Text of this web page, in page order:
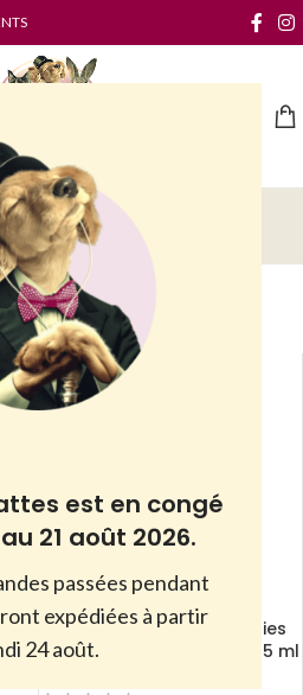
est en congé
21 août 2026.
passées pendant
expédiées à partir
24 août.
et souris/Soins et hygiène
Beaphar – Spray pour plaies
pour tous les animaux – 75 ml